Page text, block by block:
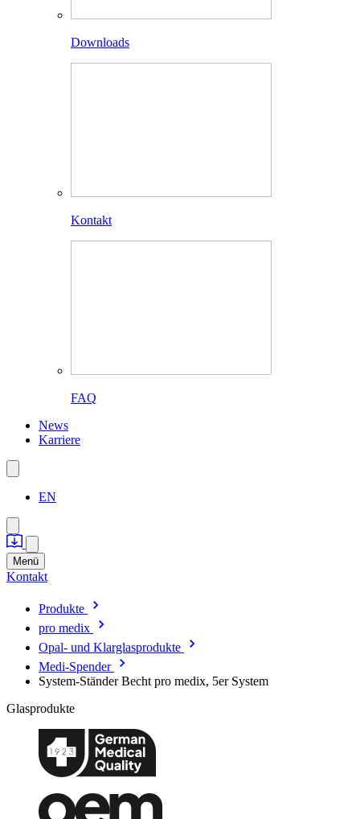
Downloads
Kontakt
FAQ
News
Karriere
EN
Menü
Kontakt
Produkte
pro medix
Opal- und Klarglasprodukte
Medi-Spender
System-Ständer Becht pro medix, 5er System
Glasprodukte